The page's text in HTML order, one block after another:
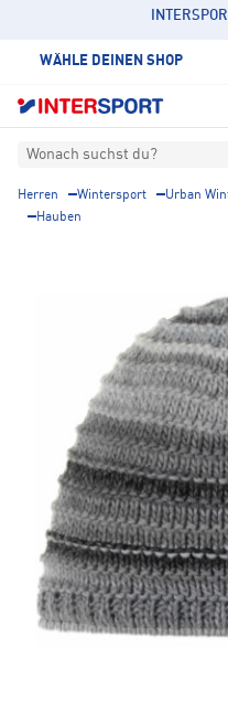
WÄHLE DEINEN SHOP
Wonach suchst du?
Herren Wintersport Urban
Hauben